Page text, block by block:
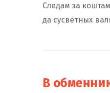
Следам за
да сусветных
В